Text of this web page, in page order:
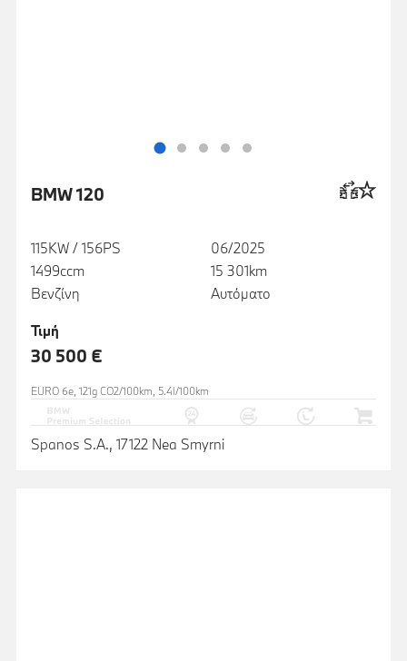
BMW 120
115KW / 156PS
1499ccm
Βενζίνη
06/2025
15 301km
Αυτόματο
Τιμή
30 500 €
EURO 6e, 121g CO2/100km, 5.4l/100km
Spanos S.A., 17122 Nea Smyrni